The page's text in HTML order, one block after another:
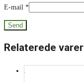
E-mail *
Relaterede varer